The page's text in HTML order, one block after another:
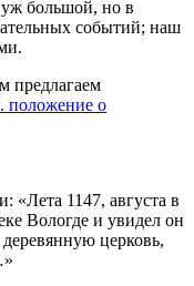
уж большой, но в
событий; наш
предлагаем
положение о
«Лета 1147, августа в
Вологде и увидел он
церковь,